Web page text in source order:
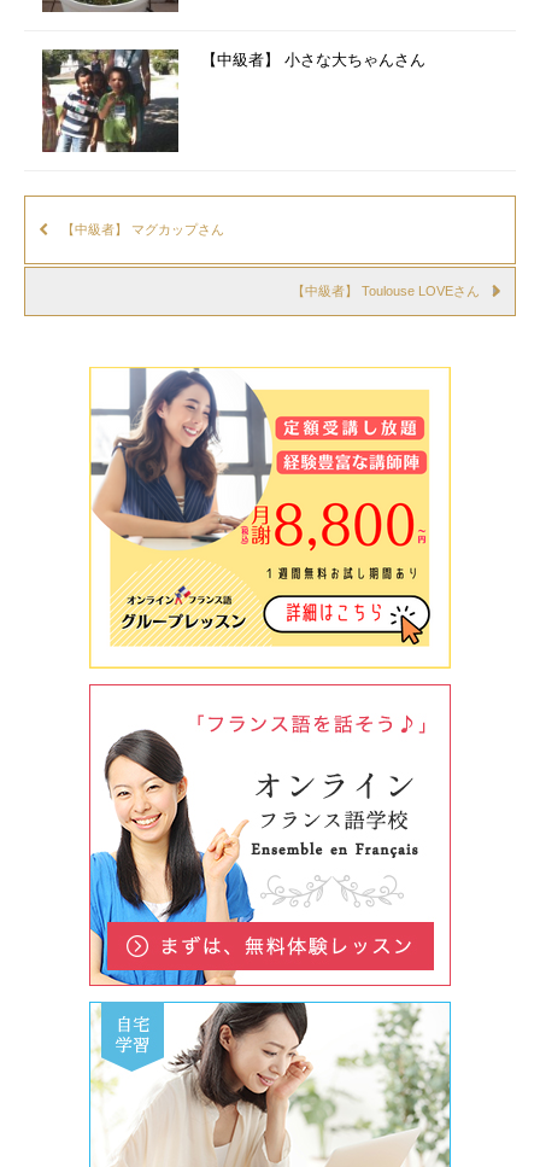
【中級者】 小さな大ちゃんさん
【中級者】 マグカップさん
【中級者】 Toulouse LOVEさん